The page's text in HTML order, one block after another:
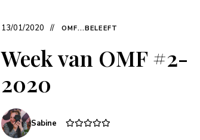
13/01/2020 OMF...BELEEFT
Week van OMF #2-
2020
Sabine